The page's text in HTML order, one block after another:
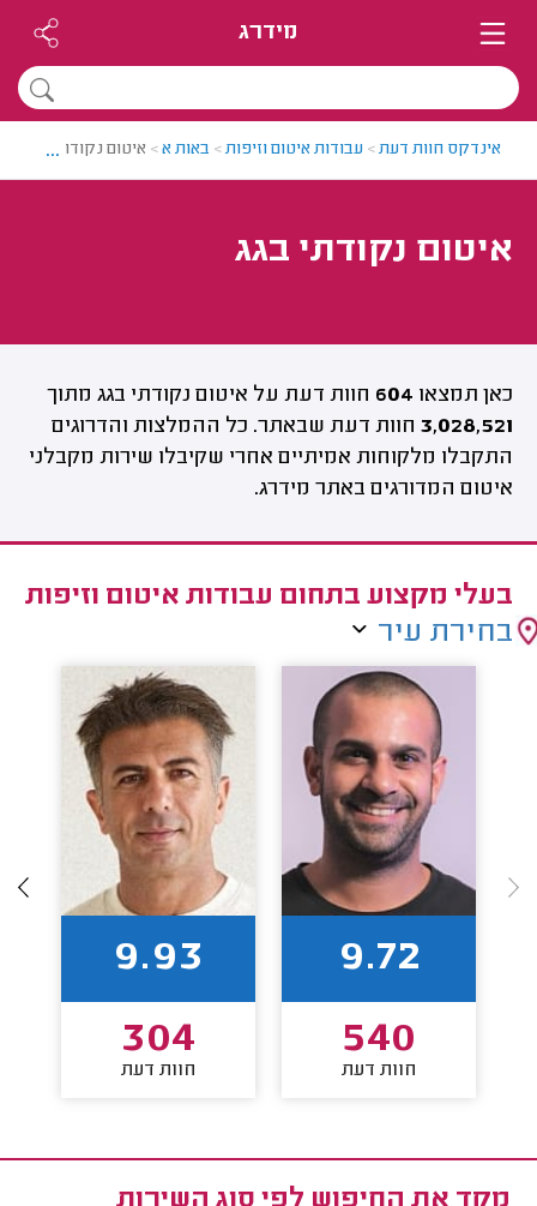
מידרג
אינדקס חוות דעת> עבודות איטום וזיפות> באות א> איטום נקודתי בגג
...
איטום נקודתי בגג
כאן תמצאו 604 חוות דעת על איטום נקודתי בגג מתוך
3,028,521 חוות דעת שבאתר. כל ההמלצות והדרוגים
התקבלו מלקוחות אמיתיים אחרי שקיבלו שירות מקבלני
איטום המדורגים באתר מידרג.
בעלי מקצוע בתחום עבודות איטום וזיפות
בחירת עיר
9.72
540
חוות דעת
9.93
304
חוות דעת